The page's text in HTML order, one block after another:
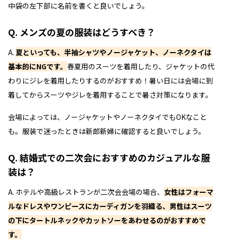
中袋の左下部に名前を書くと良いでしょう。
Q. メンズの夏の服装はどうすべき？
A. 夏といっても、半袖シャツやノージャケット、ノーネクタイは
基本的にNGです。 春夏用のスーツを着用したり、ジャケットの代
わりにジレを着用したりするのがおすすめ！暑い日には会場に到
着してからスーツやジレを着用することで暑さ対策になります。
会場によっては、ノージャケットやノーネクタイでもOKなこと
も。服装で迷ったときは新郎新婦に確認すると良いでしょう。
Q. 結婚式での二次会におすすめのカジュアルな服
装は？
A. ホテルや高級レストランが二次会会場の場合、 女性はフォーマ
ルなドレスやワンピースにカーディガンを羽織る、男性はスーツ
の下にタートルネックやカットソーをあわせるのがおすすめで
す。